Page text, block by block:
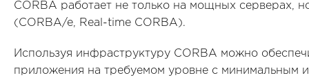
CORBA работает не только на мощных серверах,
(CORBA/e, Real-time CORBA).
Используя инфраструктуру CORBA можно
приложения на требуемом уровне с минимальным